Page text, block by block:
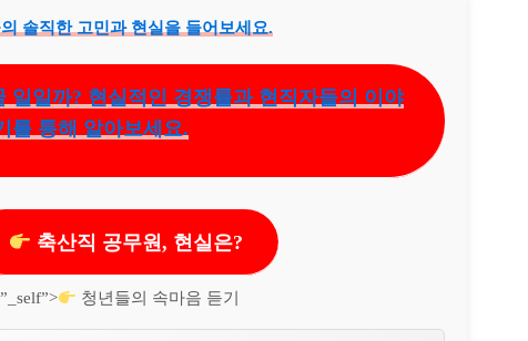
솔직한 고민과 현실을 들어보세요.
일일까? 현실적인 경쟁률과 현직자들의 이야
를 통해 알아보세요.
축산직 공무원, 현실은?
청년들의 속마음 듣기